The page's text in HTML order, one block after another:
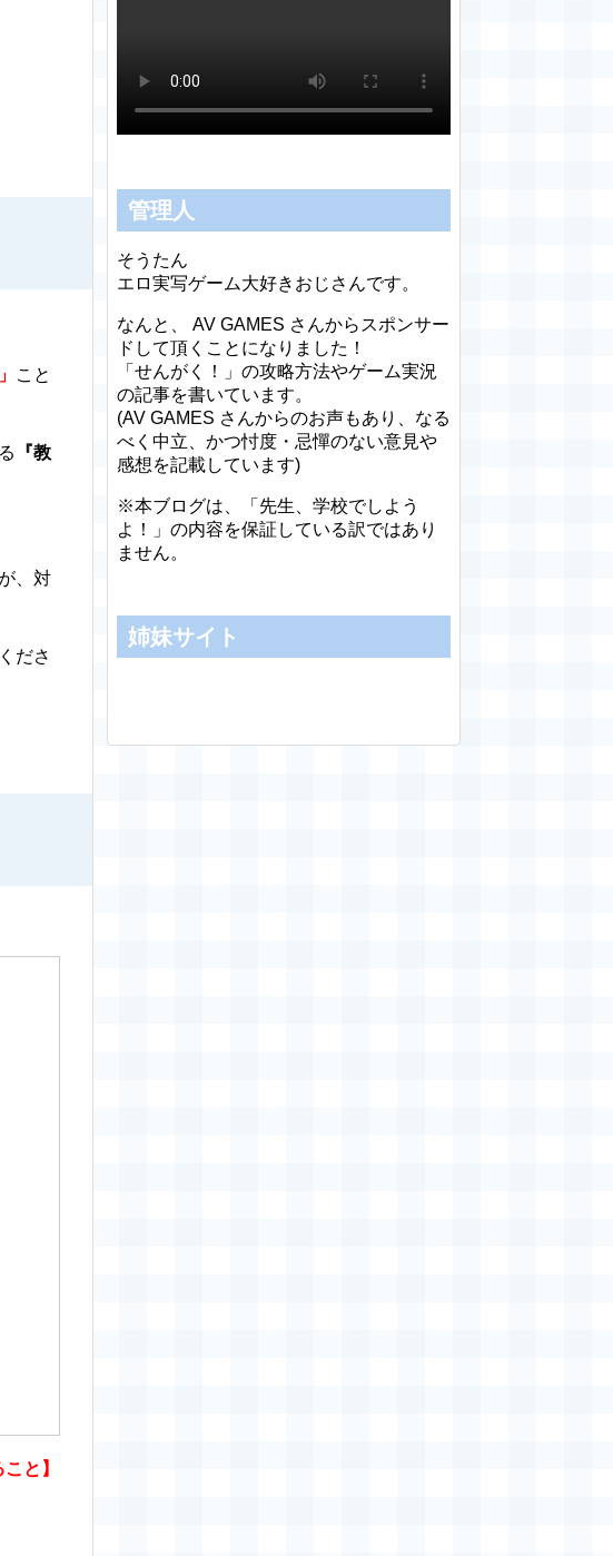
こと
『教
、対
ださ
と】
管理人
そうたん
エロ実写ゲーム大好きおじさんです。
なんと、 AV GAMES さんからスポンサー
ドして頂くことになりました！
「せんがく！」の攻略方法やゲーム実況
の記事を書いています。
(AV GAMES さんからのお声もあり、なる
べく中立、かつ忖度・忌憚のない意見や
感想を記載しています)
※本ブログは、「先生、学校でしよう
よ！」の内容を保証している訳ではあり
ません。
姉妹サイト